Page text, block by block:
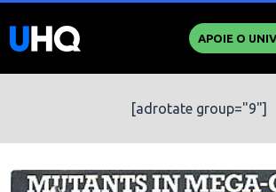
APOIE O
[adrotate group="9"]